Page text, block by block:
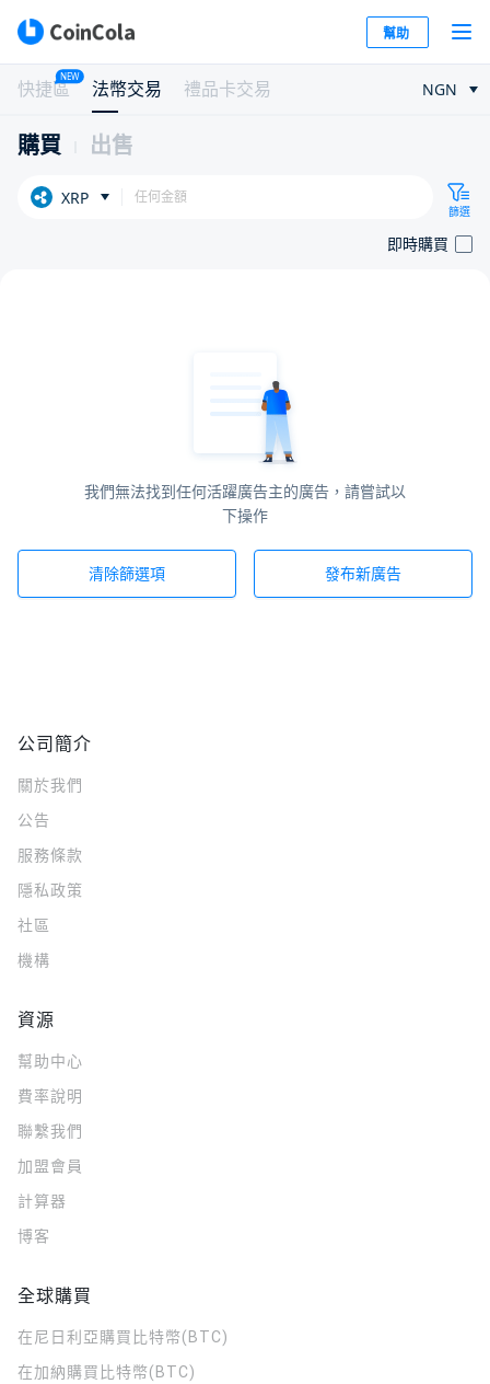
幫助
快捷區
NEW
法幣交易 禮品卡交易 NGN
購買 出售
XRP
篩選
即時購買
我們無法找到任何活躍廣告主的廣告，請嘗試以
下操作
清除篩選項 發布新廣告
公司簡介
關於我們
公告
服務條款
隱私政策
社區
機構
資源
幫助中心
費率說明
聯繫我們
加盟會員
計算器
博客
全球購買
在尼日利亞購買比特幣(BTC)
在加納購買比特幣(BTC)